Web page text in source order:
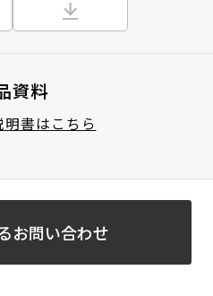
資料
書はこちら
お問い合わせ